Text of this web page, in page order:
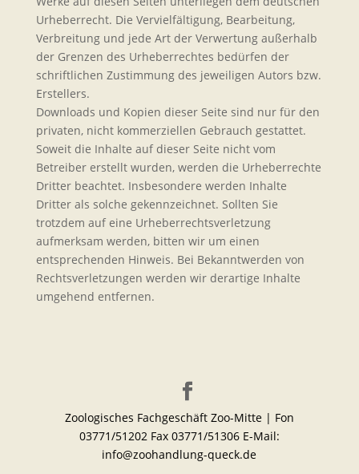
Urheberrecht. Die Vervielfältigung, Bearbeitung,
Verbreitung und jede Art der Verwertung außerhalb
der Grenzen des Urheberrechtes bedürfen der
schriftlichen Zustimmung des jeweiligen Autors bzw.
Erstellers.
Downloads und Kopien dieser Seite sind nur für den
privaten, nicht kommerziellen Gebrauch gestattet.
Soweit die Inhalte auf dieser Seite nicht vom
Betreiber erstellt wurden, werden die Urheberrechte
Dritter beachtet. Insbesondere werden Inhalte
Dritter als solche gekennzeichnet. Sollten Sie
trotzdem auf eine Urheberrechtsverletzung
aufmerksam werden, bitten wir um einen
entsprechenden Hinweis. Bei Bekanntwerden von
Rechtsverletzungen werden wir derartige Inhalte
umgehend entfernen.
Zoologisches Fachgeschäft Zoo-Mitte | Fon
03771/51202 Fax 03771/51306 E-Mail:
info@zoohandlung-queck.de